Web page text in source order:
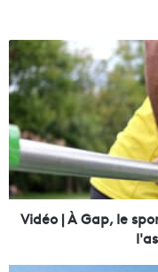
V
i
d
o
|
À
G
a
Vidéo | À Gap, le